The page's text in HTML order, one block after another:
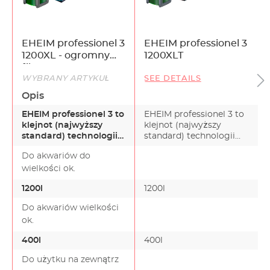
można napełniać oddzielnie, ich wyjmowanie do
wysokiej jakości materiałów ceramicznych (osie
wirnika i łożyska) oznaczają bardzo cichą pracę,
wytrzymałość na duże obciążenia i niezwykle długi
okres działania. Gotowy do podłączenia. Zestaw
ssawną, dyszę wylotową, kolano wylotowe,
wysokiej jakości wąż marki EHEIM, tacę prefiltra i
akcesoria instalacyjne. Kompletny zestaw
materiałów fitracyjnych nr 2520800 dostępny jest
EHEIM professionel 3
1200XL - ogromny
najwyższym
komforcie
użytkowania
EHEIM professionel 3
1200XLT
WYBRANY ARTYKUŁ SEE DETAILS
Opis
EHEIM professionel 3 to
klejnot (najwyższy
standard) technologii
EHEIM professionel 3 to
klejnot (najwyższy
standard) technologii
Do akwariów do
wielkości ok.
1200l 1200l
Do akwariów wielkości
ok.
400l 400l
Do użytku na zewnątrz